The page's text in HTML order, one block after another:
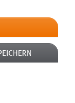
ALLE
gefunden.